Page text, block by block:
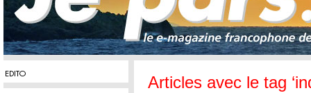
EDITO Articles avec le tag